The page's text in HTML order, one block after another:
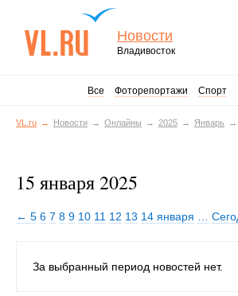
Новости
Владивосток
Все Фоторепортажи Спорт
VL.ru Новости Онлайны 2025 Январь
15 января 2025
← 5 6 7 8 9 10 11 12 13 14 января
За выбранный период новостей нет.